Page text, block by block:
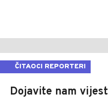
ČITAOCI REPORTERI
Dojavite nam vijest